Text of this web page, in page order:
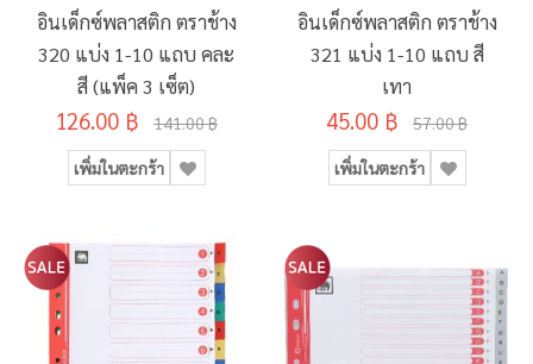
อินเด็กซ์พลาสติก ตราช้าง
320 แบ่ง 1-10 แถบ คละ
สี (แพ็ค 3 เซ็ต)
126.00 ฿ 141.00 ฿
เพิ่มในตะกร้า
อินเด็กซ์พลาสติก ตราช้าง
321 แบ่ง 1-10 แถบ สี
เทา
45.00 ฿ 57.00 ฿
เพิ่มในตะกร้า